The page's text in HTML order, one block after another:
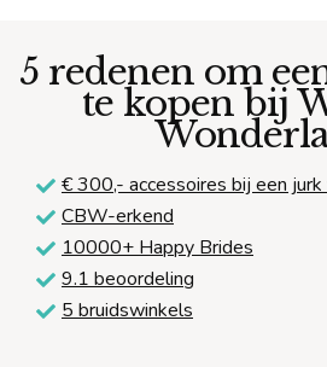
5 redenen om
te kopen bij
€ 300,- accessoires bij een
CBW-erkend
10000+ Happy Brides
9.1 beoordeling
5 bruidswinkels